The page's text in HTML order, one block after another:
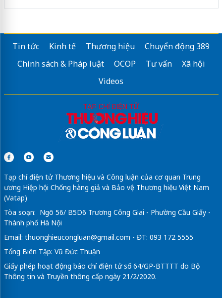
Tin tức Kinh tế Thương hiệu
Chuyển động 389
Chính sách & Pháp luật
OCOP Tư vấn
Xã hội
Videos
Tạp chí điện tử Thương hiệu và Công luận của cơ quan Trung
ương Hiệp hội Chống hàng giả và Bảo vệ Thương hiệu Việt Nam
(Vatap)
Tòa soạn: Ngõ 56/ B5D6 Trương Công Giai - Phường Cầu Giấy -
Thành phố Hà Nội
Email: thuonghieucongluan@gmail.com - ĐT: 093 172 5555
Tổng Biên Tập: Vũ Đức Thuận
Giấy phép hoạt động báo chí điện tử số 64/GP-BTTTT do Bộ
Thông tin và Truyền thông cấp ngày 21/2/2020.